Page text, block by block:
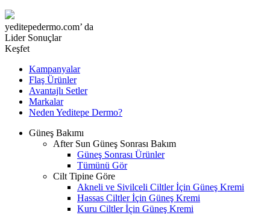
yeditepedermo.com’ da
Lider Sonuçlar
Keşfet
Kampanyalar
Flaş Ürünler
Avantajlı Setler
Markalar
Neden Yeditepe Dermo?
Güneş Bakımı
After Sun Güneş Sonrası Bakım
Güneş Sonrası Ürünler
Tümünü Gör
Cilt Tipine Göre
Akneli ve Sivilceli Ciltler İçin Güneş Kremi
Hassas Ciltler İçin Güneş Kremi
Kuru Ciltler İçin Güneş Kremi